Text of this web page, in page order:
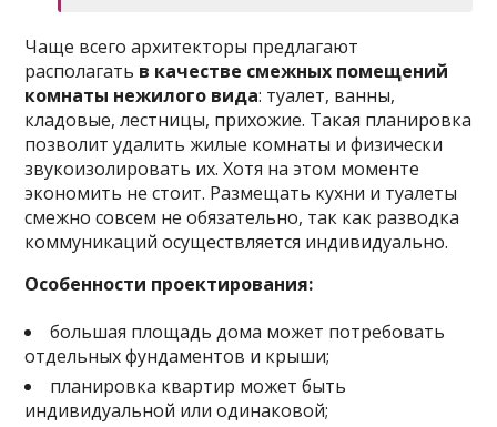
Чаще всего архитекторы предлагают
располагать в качестве смежных помещений
комнаты нежилого вида: туалет, ванны,
кладовые, лестницы, прихожие. Такая планировка
позволит удалить жилые комнаты и физически
звукоизолировать их. Хотя на этом моменте
экономить не стоит. Размещать кухни и туалеты
смежно совсем не обязательно, так как разводка
коммуникаций осуществляется индивидуально.
Особенности проектирования:
большая площадь дома может потребовать
отдельных фундаментов и крыши;
планировка квартир может быть
индивидуальной или одинаковой;